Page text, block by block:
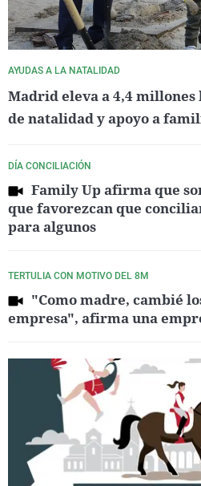
AYUDAS A LA NATALIDAD
Madrid eleva a 4,4 millones
de natalidad y apoyo a
DÍA CONCILIACIÓN
Family Up afirma que
que favorezcan que
para algunos
TERTULIA CON MOTIVO DEL 8M
"Como madre, cambié
empresa", afirma una